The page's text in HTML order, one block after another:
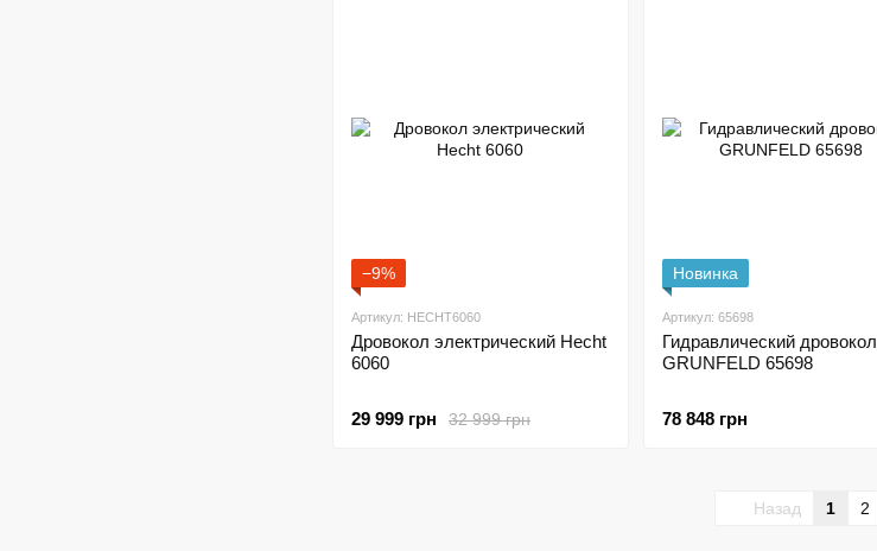
−9%
Артикул: HECHT6060
Дровокол электрический Hecht
6060
32 999 грн
29 999 грн
Новинка
Артикул: 65698
Гидравлический дровокол
GRUNFELD 65698
78 848 грн
Назад 1 2